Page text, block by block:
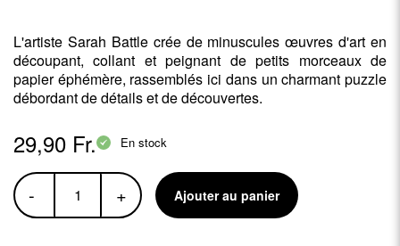
L'artiste Sarah Battle crée de minuscules œuvres d'art en
découpant, collant et peignant de petits morceaux de
papier éphémère, rassemblés ici dans un charmant puzzle
débordant de détails et de découvertes.
29,90 Fr. En stock
- + Ajouter au panier